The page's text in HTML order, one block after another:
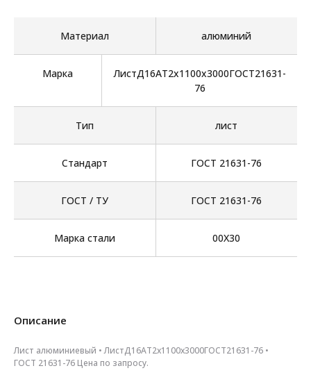
Материал алюминий
Марка
ЛистД16АТ2х1100х3000ГОСТ21631-
76
Тип лист
Стандарт ГОСТ 21631-76
ГОСТ / ТУ ГОСТ 21631-76
Марка стали 00Х30
Описание
Лист алюминиевый • ЛистД16АТ2х1100х3000ГОСТ21631-76 •
ГОСТ 21631-76 Цена по запросу.